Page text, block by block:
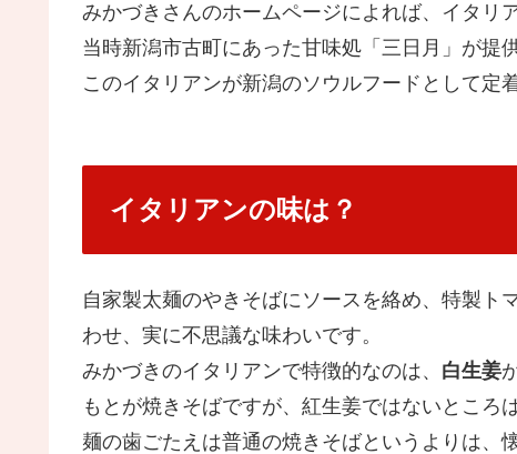
みかづきさんのホームページによれば、イタリ
当時新潟市古町にあった甘味処「三日月」が提
このイタリアンが新潟のソウルフードとして定
イタリアンの味は？
自家製太麺のやきそばにソースを絡め、特製ト
わせ、実に不思議な味わいです。
みかづきのイタリアンで特徴的なのは、 白生姜
もとが焼きそばですが、紅生姜ではないところ
麺の歯ごたえは普通の焼きそばというよりは、